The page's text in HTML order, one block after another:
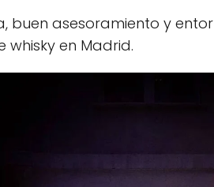
buen asesoramiento y
whisky en Madrid.